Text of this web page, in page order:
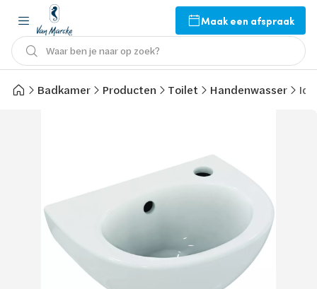
Maak een afspraak
Waar ben je naar op zoek?
Badkamer Producten Toilet Handenwasser